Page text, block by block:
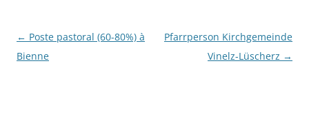
Navigation
des
← Poste pastoral (60-80%) à
Bienne
Pfarrperson Kirchgemeinde
Vinelz-Lüscherz →